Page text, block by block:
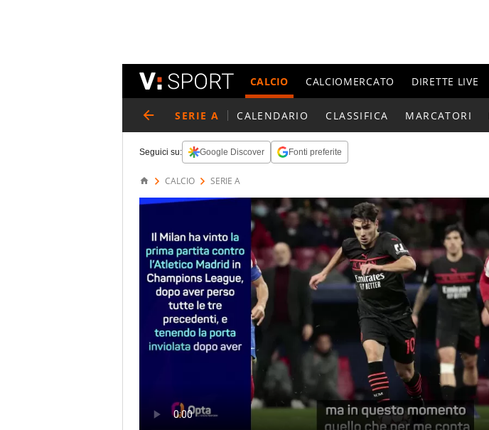
CALCIO CALCIOMERCATO DIRETTE LIVE
SERIE A CALENDARIO CLASSIFICA MARCATORI
Seguici su: Google Discover Fonti preferite
CALCIO SERIE A